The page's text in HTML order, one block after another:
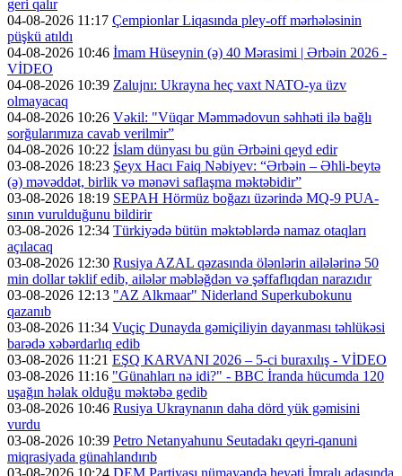
geri qalır
04-08-2026 11:17 Çempionlar Liqasında pley-off mərhələsinin
püşkü atıldı
04-08-2026 10:46 İmam Hüseynin (ə) 40 Mərasimi | Ərbəin 2026 -
VİDEO
04-08-2026 10:39 Zalujnı: Ukrayna heç vaxt NATO-ya üzv
olmayacaq
04-08-2026 10:26 Vəkil: "Vüqar Məmmədovun səhhəti ilə bağlı
sorğularımıza cavab verilmir”
04-08-2026 10:22 İslam dünyası bu gün Ərbəini qeyd edir
03-08-2026 18:23 Şeyx Hacı Faiq Nəbiyev: “Ərbəin – Əhli-beytə
(ə) məvəddət, birlik və mənəvi saflaşma məktəbidir”
03-08-2026 18:19 SEPAH Hörmüz boğazı üzərində MQ-9 PUA-
sının vurulduğunu bildirir
03-08-2026 12:34 Türkiyədə bütün məktəblərdə namaz otaqları
açılacaq
03-08-2026 12:30 Rusiya AZAL qəzasında ölənlərin ailələrinə 50
min dollar təklif edib, ailələr məbləğdən və şəffaflıqdan narazıdır
03-08-2026 12:13 "AZ Alkmaar" Niderland Superkubokunu
qazanıb
03-08-2026 11:34 Vuçiç Dunayda gəmiçiliyin dayanması təhlükəsi
barədə xəbərdarlıq edib
03-08-2026 11:21 EŞQ KARVANI 2026 – 5-ci buraxılış - VİDEO
03-08-2026 11:16 "Günahları nə idi?" - BBC İranda hücumda 120
uşağın həlak olduğu məktəbə gedib
03-08-2026 10:46 Rusiya Ukraynanın daha dörd yük gəmisini
vurdu
03-08-2026 10:39 Petro Netanyahunu Seutadakı qeyri-qanuni
miqrasiyada günahlandırıb
03-08-2026 10:24 DEM Partiyası nümayəndə heyəti İmralı adasında